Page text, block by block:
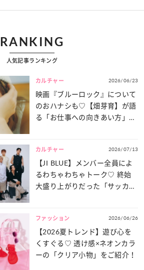
RANKING
人気記事ランキング
カルチャー 2026/06/23
映画『ブルーロック』について
のおハナシも♡【畑芽育】が語
る「お仕事への向きあい方」と
カルチャー 2026/07/13
【JI BLUE】メンバー全員によ
るわちゃわちゃトーク♡ 終始
大盛り上がりだった「サッカー
ファッション 2026/06/26
【2026夏トレンド】遊び心を
くすぐる♡ 透け感×ネオンカラ
ーの「クリア小物」をご紹介！